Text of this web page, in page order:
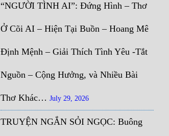
“NGƯỜI TÌNH AI”: Đứng Hình – Thơ
Ở Cõi AI – Hiện Tại Buồn – Hoang Mê
Định Mệnh – Giải Thích Tình Yêu -Tắt
Nguồn – Cộng Hưởng, và Nhiều Bài
Thơ Khác… July 29, 2026
TRUYỆN NGẮN SỎI NGỌC: Buông